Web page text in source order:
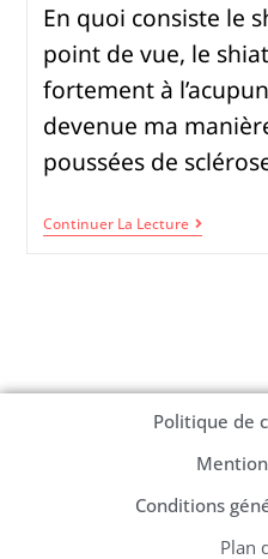
En quoi consiste le
point de vue, le
fortement à
devenue ma
poussées de
Continuer La Lecture
Politique de
Conditions
Plan